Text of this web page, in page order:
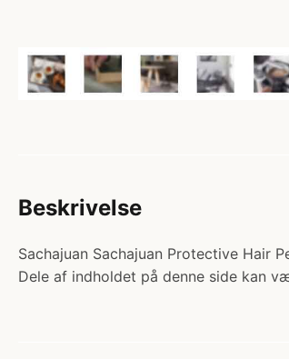
Beskrivelse
Sachajuan Sachajuan Protective Hair
Dele af indholdet på denne side kan